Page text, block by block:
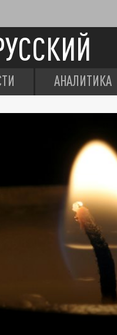
АНАЛИТИКА